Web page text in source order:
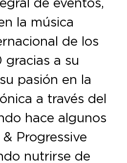
la música
de los
a su
pasión en la
a través del
hace algunos
Progressive
nutrirse de